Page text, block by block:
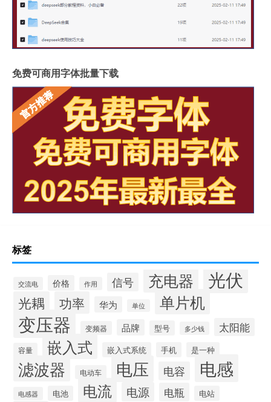
免费可商用字体批量下载
标签
交流电 价格 作用 信号 充电器 光伏
光耦 功率 华为 单位 单片机
变压器 变频器 品牌 型号 多少钱 太阳能
容量 嵌入式 嵌入式系统 手机 是一种
滤波器 电动车 电压 电容 电感
电感器 电池 电流 电源 电瓶 电站